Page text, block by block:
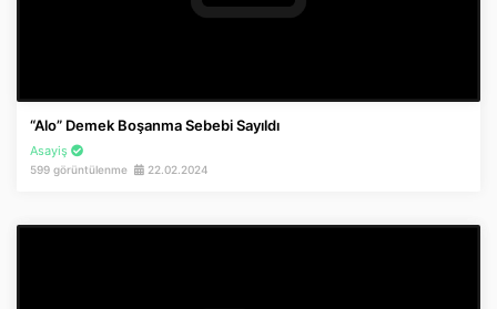
“Alo” Demek Boşanma Sebebi Sayıldı
Asayiş
599 görüntülenme 22.02.2024